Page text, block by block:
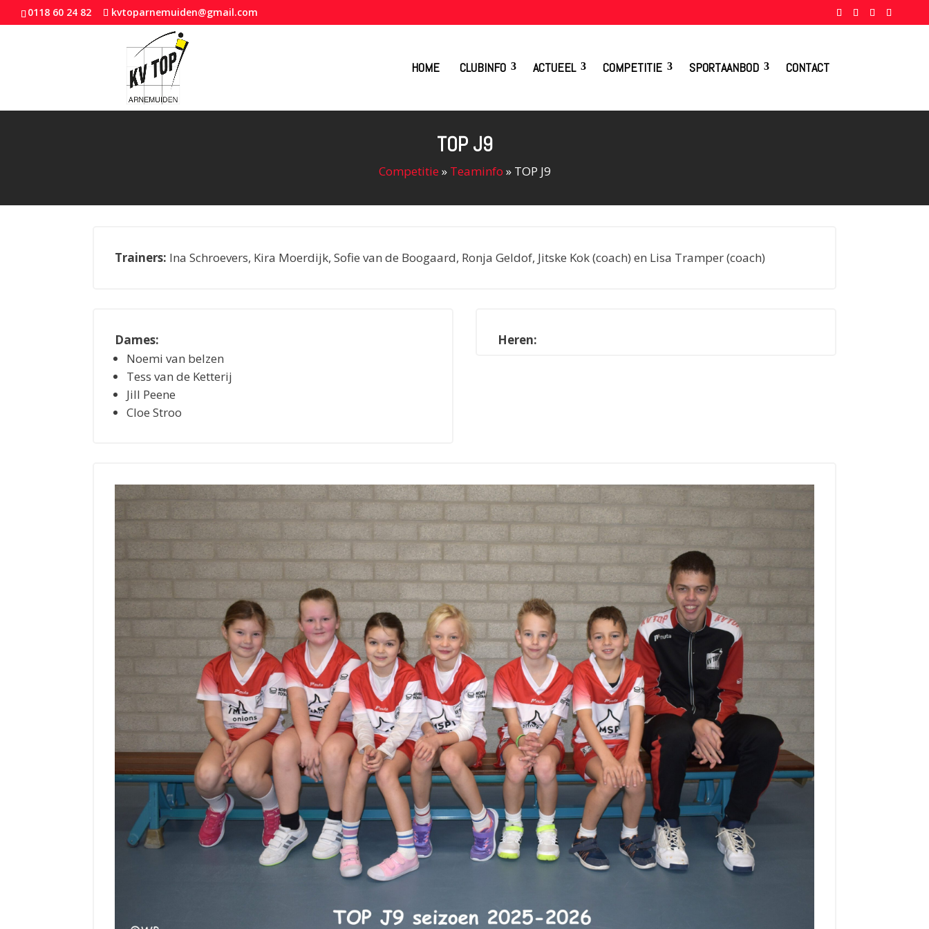
0118 60 24 82 kvtoparnemuiden@gmail.com
HOME CLUBINFO ACTUEEL COMPETITIE SPORTAANBOD CONTACT
TOP J9
Competitie » Teaminfo » TOP J9
Trainers: Ina Schroevers, Kira Moerdijk, Sofie van de Boogaard, Ronja Geldof, Jitske Kok (coach) en Lisa Tramper (coach)
Dames:
Noemi van belzen
Tess van de Ketterij
Jill Peene
Cloe Stroo
Heren: